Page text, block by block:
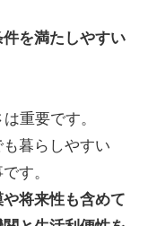
を満たしやすい
重要です。
暮らしやすい
す。
将来性も含めて